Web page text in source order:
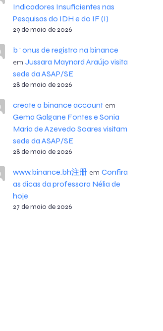
Indicadores Insuficientes nas
Pesquisas do IDH e do IF (I)
29 de maio de 2026
b^onus de registro na binance
em Jussara Maynard Araújo visita
sede da ASAP/SE
28 de maio de 2026
create a binance accountem
Gema Galgane Fontes e Sonia
Maria de Azevedo Soares visitam
sede da ASAP/SE
28 de maio de 2026
www.binance.bh注册em Confira
as dicas da professora Nélia de
hoje
27 de maio de 2026